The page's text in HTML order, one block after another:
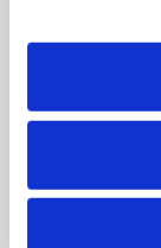
tonen. Je kunt
intrekken via
lijst met